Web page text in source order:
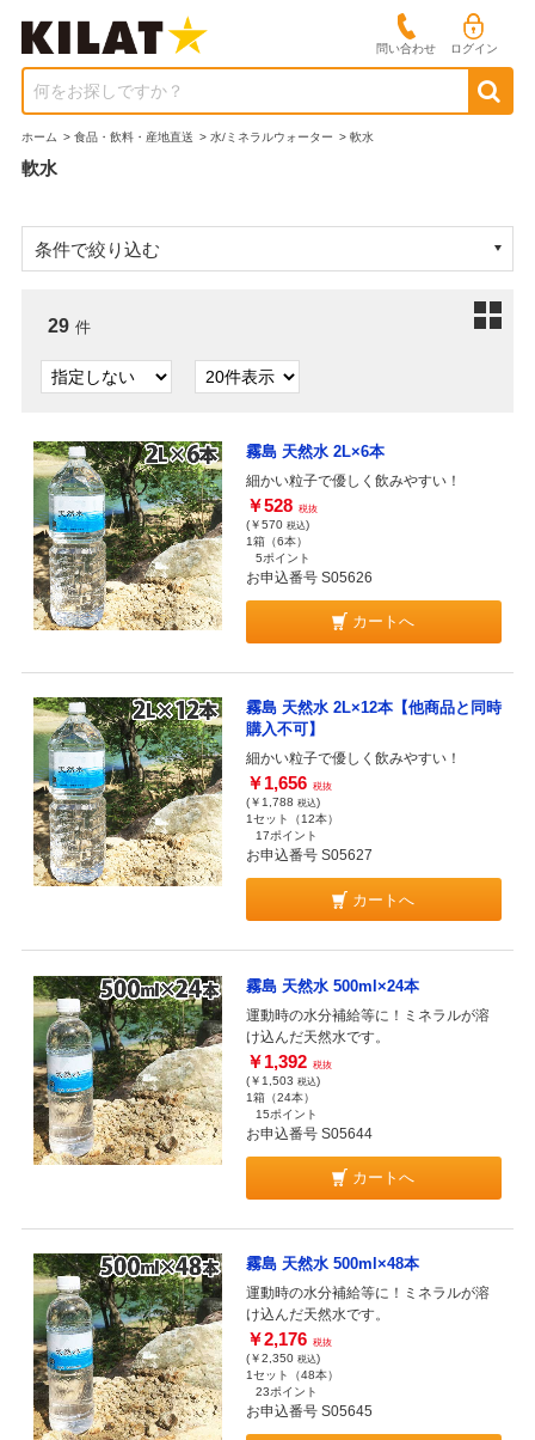
問い合わせ ログイン
何をお探しですか？
ホーム > 食品・飲料・産地直送 > 水/ミネラルウォーター > 軟水
軟水
条件で絞り込む
29 件
霧島 天然水 2L×6本
細かい粒子で優しく飲みやすい！
￥528 税抜
(￥570 税込)
1箱（6本）
5ポイント
お申込番号 S05626
カートへ
霧島 天然水 2L×12本【他商品と同時
購入不可】
細かい粒子で優しく飲みやすい！
￥1,656 税抜
(￥1,788 税込)
1セット（12本）
17ポイント
お申込番号 S05627
カートへ
霧島 天然水 500ml×24本
運動時の水分補給等に！ミネラルが溶
け込んだ天然水です。
￥1,392 税抜
(￥1,503 税込)
1箱（24本）
15ポイント
お申込番号 S05644
カートへ
霧島 天然水 500ml×48本
運動時の水分補給等に！ミネラルが溶
け込んだ天然水です。
￥2,176 税抜
(￥2,350 税込)
1セット（48本）
23ポイント
お申込番号 S05645